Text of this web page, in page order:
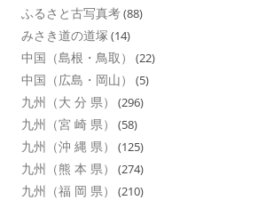
ふるさと古写真考(88)
みさき道の道塚 (14)
中国（島根・鳥取） (22)
中国（広島・岡山） (5)
九州（大 分 県） (296)
九州（宮 崎 県） (58)
九州（沖 縄 県） (125)
九州（熊 本 県） (274)
九州（福 岡 県） (210)